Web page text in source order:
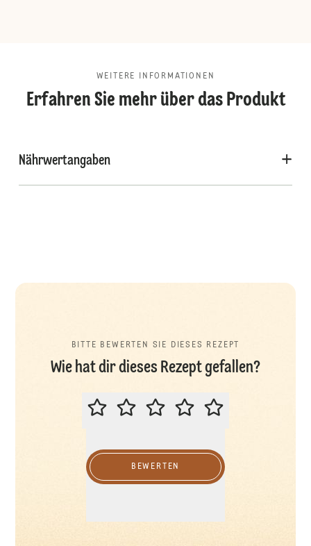
WEITERE INFORMATIONEN
Erfahren Sie mehr über das Produkt
Nährwertangaben
BITTE BEWERTEN SIE DIESES REZEPT
Wie hat dir dieses Rezept gefallen?
BITTE BEWERTEN SIE DIESES
BEWERTEN